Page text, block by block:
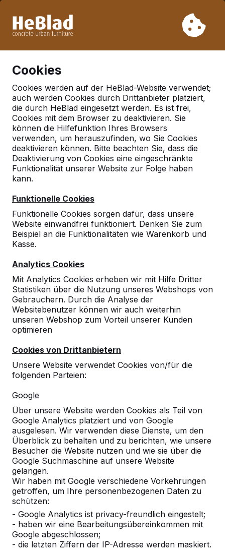
Woche 33 nicht. Bitte berücksichtigen Sie daher längere
Cookies
Cookies werden auf der HeBlad-Website verwendet;
auch werden Cookies durch Drittanbieter platziert,
die durch HeBlad eingesetzt werden. Es ist frei,
Cookies mit dem Browser zu deaktivieren. Sie
können die Hilfefunktion Ihres Browsers
verwenden, um herauszufinden, wo Sie Cookies
deaktivieren können. Bitte beachten Sie, dass die
Deaktivierung von Cookies eine eingeschränkte
Funktionalität unserer Website zur Folge haben
kann.
Funktionelle Cookies
Funktionelle Cookies sorgen dafür, dass unsere
Website einwandfrei funktioniert. Denken Sie zum
Beispiel an die Funktionalitäten wie Warenkorb und
Kasse.
Analytics Cookies
Mit Analytics Cookies erheben wir mit Hilfe Dritter
Statistiken über die Nutzung unseres Webshops von
Gebrauchern. Durch die Analyse der
Websitebenutzer können wir auch weiterhin
unseren Webshop zum Vorteil unserer Kunden
optimieren
Cookies von Drittanbietern
Unsere Website verwendet Cookies von/für die
folgenden Parteien:
Google
Über unsere Website werden Cookies als Teil von
Google Analytics platziert und von Google
ausgelesen. Wir verwenden diese Dienste, um den
Überblick zu behalten und zu berichten, wie unsere
Besucher die Website nutzen und wie sie über die
Google Suchmaschine auf unsere Website
gelangen.
Wir haben mit Google verschiedene Vorkehrungen
getroffen, um Ihre personenbezogenen Daten zu
schützen:
- Google Analytics ist privacy-freundlich eingestelt;
- haben wir eine Bearbeitungsübereinkommen mit
Google abgeschlossen;
- die letzten Ziffern der IP-Adresse werden maskiert.
Picknicksets
Picknickset Standard
164reviews
€ 1.850,00exkl. MwSt.
2. Produkt und folgende für
10%
Farbe
Anzahl
Zur Bestellung hinzufügen